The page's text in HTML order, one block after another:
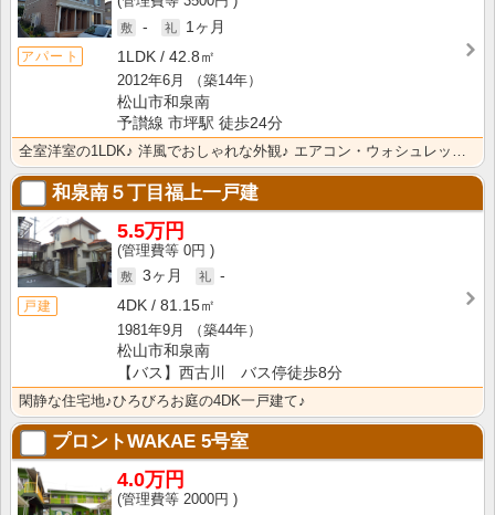
アパート
-
1ヶ月
1LDK
42.8㎡
2012年6月
（築14年）
松山市和泉南
予讃線 市坪駅 徒歩24分
全室洋室の1LDK♪ 洋風でおしゃれな外観♪ エアコン・ウォシュレットなど設備充実♪
和泉南５丁目福上一戸建
戸建
5.5万円
0円
3ヶ月
-
4DK
81.15㎡
1981年9月
（築44年）
松山市和泉南
【バス】西古川 バス停徒歩8分
閑静な住宅地♪ひろびろお庭の4DK一戸建て♪
プロントWAKAE 5号室
4.0万円
2000円